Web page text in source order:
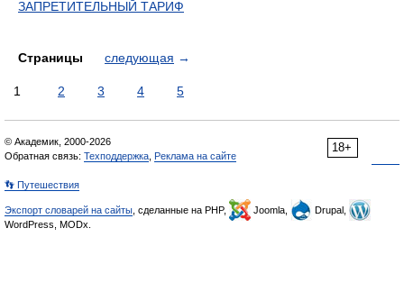
ЗАПРЕТИТЕЛЬНЫЙ ТАРИФ
Страницы следующая →
1 2 3 4 5
18+
© Академик, 2000-2026
Обратная связь: Техподдержка Реклама на сайте
👣 Путешествия
Экспорт словарей на сайты , сделанные на PHP, Joomla,
Drupal,
WordPress, MODx.